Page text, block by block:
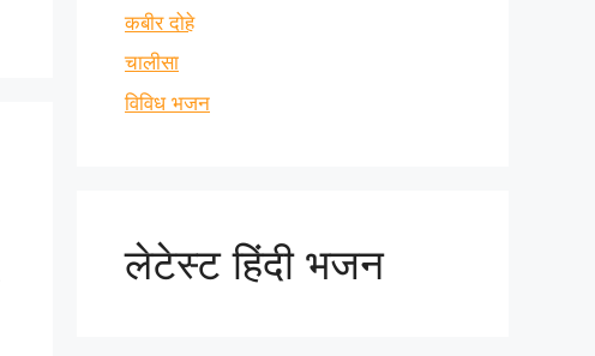
कबीर दोहे
चालीसा
विविध भजन
लेटेस्ट हिंदी भजन